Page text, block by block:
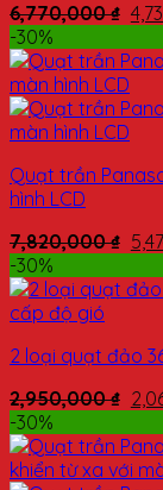
6,770,000₫
-30%
Quạt trần
hình LCD
7,820,000₫
-30%
2 loại quạt đảo
2,950,000₫
-30%